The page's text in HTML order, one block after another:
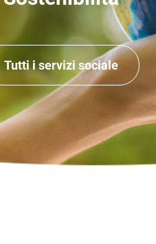
Tutti i servizi sociale